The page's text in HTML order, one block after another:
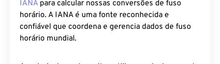
IANA para calcular nossas conversões de fuso
horário. A IANA é uma fonte reconhecida e
confiável que coordena e gerencia dados de fuso
horário mundial.